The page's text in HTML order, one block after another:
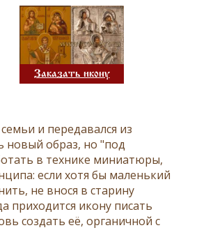
Заказать икону
и передавался из
новый образ, но "под
в технике миниатюры,
если хотя бы маленький
не внося в старину
приходится икону писать
создать её, органичной с